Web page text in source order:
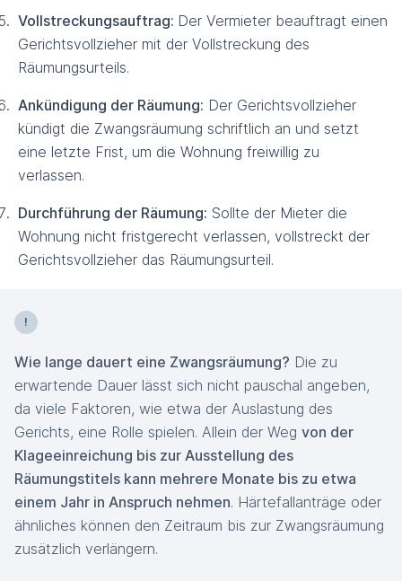
Vollstreckungsauftrag: Der Vermieter beauftragt einen
Gerichtsvollzieher mit der Vollstreckung des
Räumungsurteils.
Ankündigung der Räumung: Der Gerichtsvollzieher
kündigt die Zwangsräumung schriftlich an und setzt
eine letzte Frist, um die Wohnung freiwillig zu
verlassen.
Durchführung der Räumung: Sollte der Mieter die
Wohnung nicht fristgerecht verlassen, vollstreckt der
Gerichtsvollzieher das Räumungsurteil.
Wie lange dauert eine Zwangsräumung? Die zu
erwartende Dauer lässt sich nicht pauschal angeben,
da viele Faktoren, wie etwa der Auslastung des
Gerichts, eine Rolle spielen. Allein der Weg von der
Klageeinreichung bis zur Ausstellung des
Räumungstitels kann mehrere Monate bis zu etwa
einem Jahr in Anspruch nehmen. Härtefallanträge oder
ähnliches können den Zeitraum bis zur Zwangsräumung
zusätzlich verlängern.